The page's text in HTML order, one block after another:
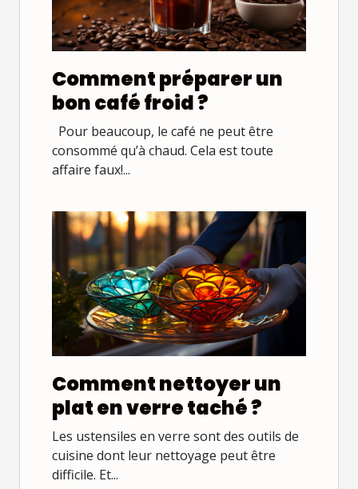
Comment préparer un
bon café froid ?
Pour beaucoup, le café ne peut être
consommé qu’à chaud. Cela est toute
affaire faux!...
Comment nettoyer un
plat en verre taché ?
Les ustensiles en verre sont des outils de
cuisine dont leur nettoyage peut être
difficile. Et...